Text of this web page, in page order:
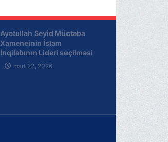
Ayətullah Seyid Müctəba
Xameneinin İslam
İnqilabının Lideri seçilməsi
münasibəti ilə Ayətullah-
uzma Məkarim Şirazinin
mart 22, 2026